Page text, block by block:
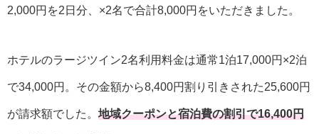
2,000円を2日分、×2名で合計8,000円をいただきました。
ホテルのラージツイン2名利用料金は通常1泊17,000円×2泊
で34,000円。その金額から8,400円割り引きされた25,600円
が請求額でした。 地域クーポンと宿泊費の割引で16,400円